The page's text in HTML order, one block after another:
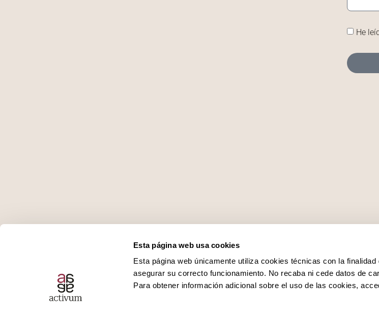
Esta página web usa cookies
Esta página web únicamente utiliza cookies técnicas con la
asegurar su correcto funcionamiento. No recaba ni cede datos de
Para obtener información adicional sobre el uso de las cookies,
He